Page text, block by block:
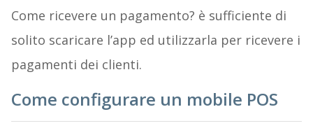
Come ricevere un pagamento? è sufficiente di
solito scaricare l’app ed utilizzarla per ricevere i
pagamenti dei clienti.
Come configurare un mobile POS